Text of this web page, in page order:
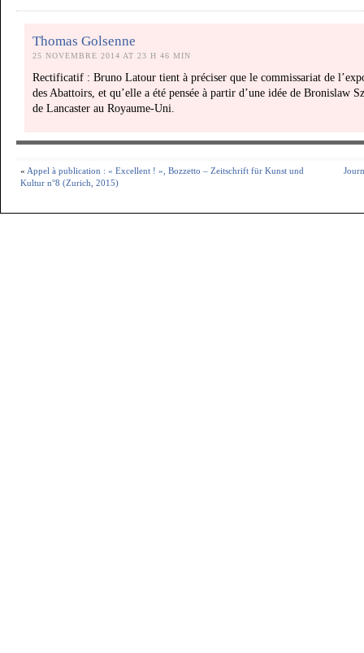
Thomas Golsenne
25 NOVEMBRE 2014 AT 23 H 46 MIN
Rectificatif : Bruno Latour tient à préciser que le commissariat de
des Abattoirs, et qu’elle a été pensée à partir d’une idée de Bronislaw
de Lancaster au Royaume-Uni.
« Appel à publication : « Excellent ! », Bozzetto – Zeitschrift für Kunst und
Kultur n°8 (Zurich, 2015)